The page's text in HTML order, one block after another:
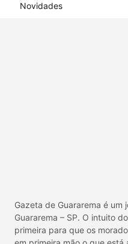
Novidades
Gazeta de Guararema é um
Guararema – SP. O intuito
primeira para que os